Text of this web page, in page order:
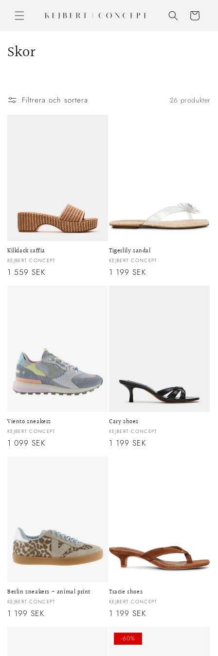
till
Varukorg
P
d
i
e
:
Skor
Filtrera och sortera 26 produkter
Kilklack raffia
Säljare:
KEJBERT CONCEPT
Ordinarie
1 559 SEK
Tigerlily sandal
Säljare:
KEJBERT CONCEPT
Ordinarie
1 199 SEK
Viento sneakers
Säljare:
KEJBERT CONCEPT
Ordinarie
1 099 SEK
Cary shoes
Säljare:
KEJBERT CONCEPT
Ordinarie
1 199 SEK
Berlin sneakers - animal print
Säljare:
KEJBERT CONCEPT
Ordinarie
1 199 SEK
Tracie shoes
Säljare:
KEJBERT CONCEPT
Ordinarie
1 199 SEK
-60%